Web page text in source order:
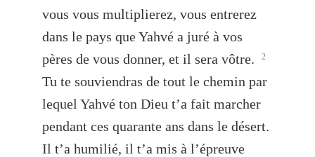
vous vous multiplierez, vous entrerez
dans le pays que Yahvé a juré à vos
pères de vous donner, et il sera vôtre.
2
Tu te souviendras de tout le chemin par
lequel Yahvé ton Dieu t’a fait marcher
pendant ces quarante ans dans le désert.
Il t’a humilié, il t’a mis à l’épreuve